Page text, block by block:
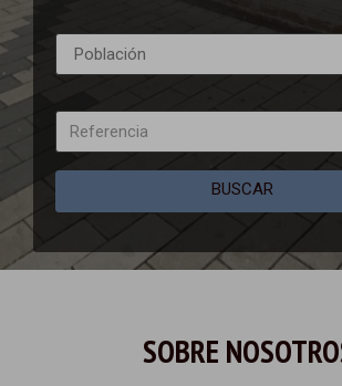
BUSCAR
SOBRE